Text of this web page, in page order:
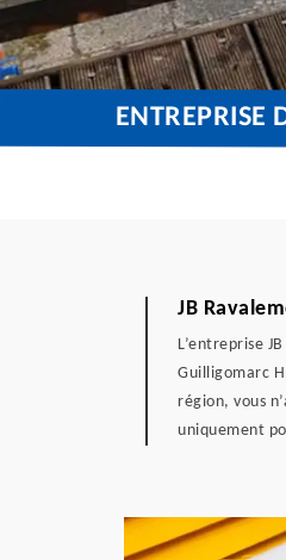
ENTREPRISE
JB
L’entreprise
Guilligomarc
région, vous
uniquement